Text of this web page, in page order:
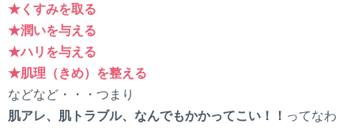
★くすみを取る
★潤いを与える
★ハリを与える
★肌理（きめ）を整える
などなど・・・つまり
肌アレ、肌トラブル、なんでもかかってこい！！ ってなわ